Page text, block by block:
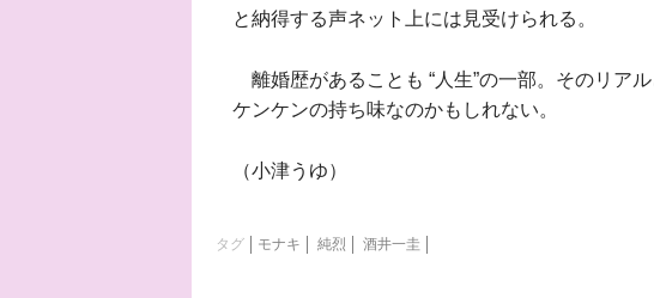
と納得する声ネット上には見受けられる。
離婚歴があることも “人生”の一部。そのリア
ケンケンの持ち味なのかもしれない。
（小津うゆ）
タグ モナキ 純烈 酒井一圭